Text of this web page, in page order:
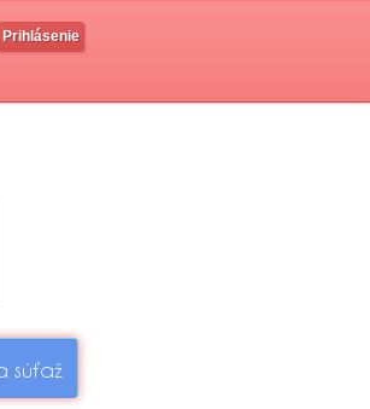
Prihlásenie
súťaž